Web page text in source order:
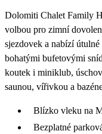
Dolomiti Chalet Family
volbou pro zimní
sjezdovek a nabízí
bohatými bufetovými
koutek i miniklub,
saunou, vířivkou a
Blízko vleku na
Bezplatné